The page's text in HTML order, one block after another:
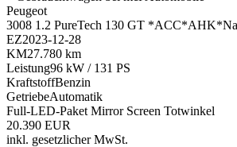
Peugeot
3008 1.2 PureTech 130 GT
EZ2023-12-28
KM27.780 km
Leistung96 kW / 131 PS
KraftstoffBenzin
GetriebeAutomatik
Full-LED-Paket Mirror Screen Totwinkel
20.390 EUR
inkl. gesetzlicher MwSt.